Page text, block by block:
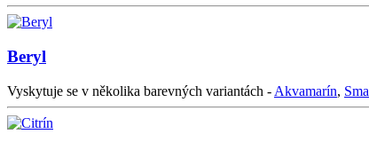
Beryl
Vyskytuje se v několika barevných variantách - Akvamarín,